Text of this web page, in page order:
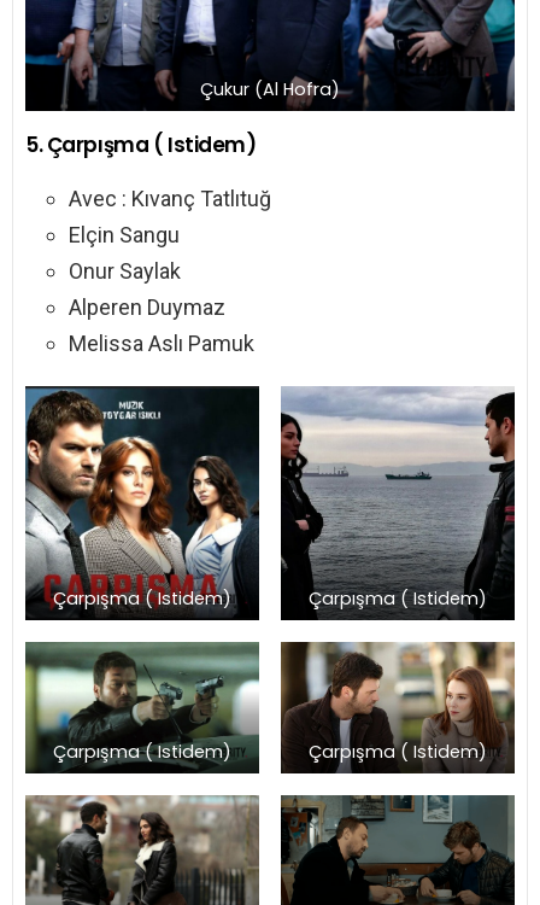
Çukur (Al Hofra)
5. Çarpışma ( Istidem)
Avec : Kıvanç Tatlıtuğ
Elçin Sangu
Onur Saylak
Alperen Duymaz
Melissa Aslı Pamuk
Çarpışma ( Istidem) Çarpışma ( Istidem)
Çarpışma ( Istidem) Çarpışma ( Istidem)